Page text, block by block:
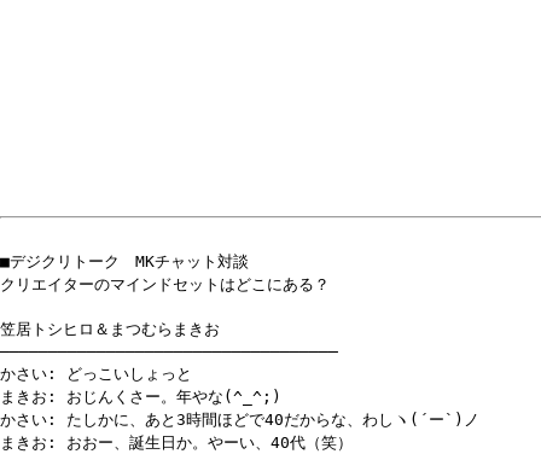
■デジクリトーク MKチャット対談
クリエイターのマインドセットはどこにある？
笠居トシヒロ＆まつむらまきお
───────────────────────────────────
かさい: どっこいしょっと
まきお: おじんくさー。年やな(^_^;)
かさい: たしかに、あと3時間ほどで40だからな、わしヽ(´ー`)ノ
まきお: おおー、誕生日か。やーい、40代（笑）